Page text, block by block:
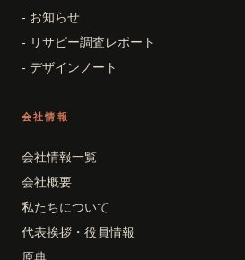
- お知らせ
- リサピー調査レポート
- デザインノート
会社情報
会社情報一覧
会社概要
私たちについて
代表挨拶・役員情報